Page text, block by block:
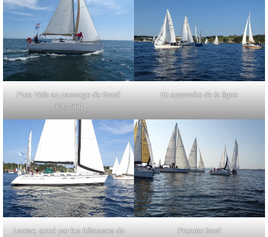
Pura Vida au passage de Goué
Vas Sud
En approche de la ligne
Louise, armé par les hôtesses du
Premier bord